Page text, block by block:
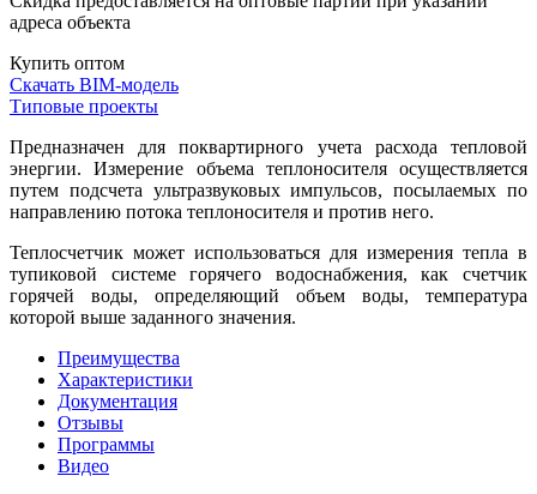
адреса объекта
Купить оптом
Скачать BIM-модель
Типовые проекты
Предназначен для поквартирного учета расхода тепловой
энергии. Измерение объема теплоносителя осуществляется
путем подсчета ультразвуковых импульсов, посылаемых по
направлению потока теплоносителя и против него.
Теплосчетчик может использоваться для измерения тепла в
тупиковой системе горячего водоснабжения, как счетчик
горячей воды, определяющий объем воды, температура
которой выше заданного значения.
Преимущества
Характеристики
Документация
Отзывы
Программы
Видео